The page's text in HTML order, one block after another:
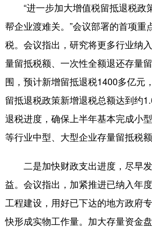
食品 人居 信息化
学术中国 乡村振兴 银龄
彩票 娱乐 时尚
公益 一带一路 亚太网
文化产业
地方频道
北京 天津 河北
辽宁 吉林 上海
浙江 安徽 福建
“进一步加大增值税留抵退税政
帮企业渡难关。”会议部署的首项重
税。会议指出，研究将更多行业纳
量留抵税额、一次性全额退还存量
围，预计新增留抵退税1400多亿元
留抵退税政策新增退税总额达到约
退税进度，确保上半年基本完成小
等行业中型、大型企业存量留抵税额
二是加快财政支出进度，尽早
益。会议指出，加紧推进已纳入年
工程建设，用好已下达的地方政府
快形成实物工作量。加大存量资金